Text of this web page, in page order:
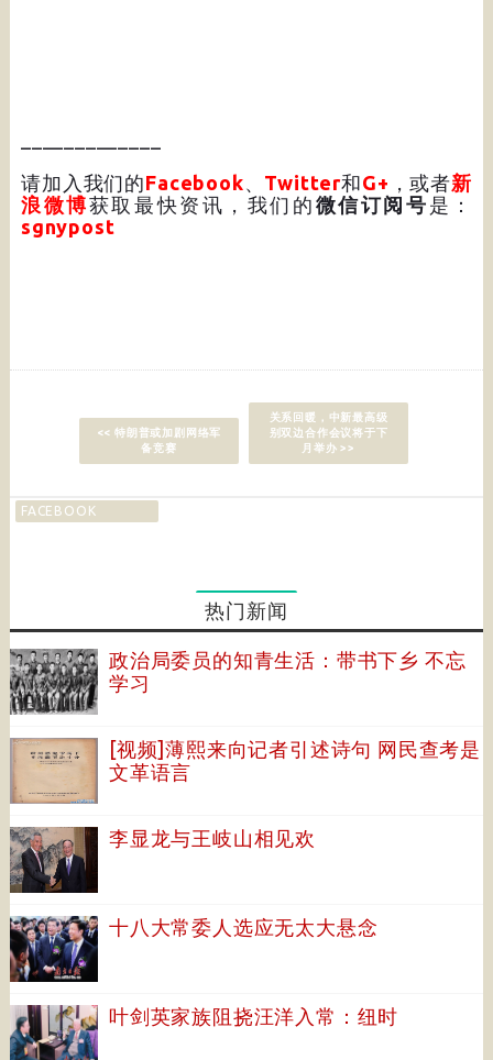
请加入我们的Facebook、 Twitter和G+ ，或者新
浪微博获取最快资讯，我们的 微信订阅号 是：
sgnypost
<< 特朗普或加剧网络军
备竞赛
关系回暖，中新最高级
别双边合作会议将于下
月举办 >>
FACEBOOK
热门新闻
政治局委员的知青生活：带书下乡 不忘
学习
[视频]薄熙来向记者引述诗句 网民查考是
文革语言
李显龙与王岐山相见欢
十八大常委人选应无太大悬念
叶剑英家族阻挠汪洋入常：纽时